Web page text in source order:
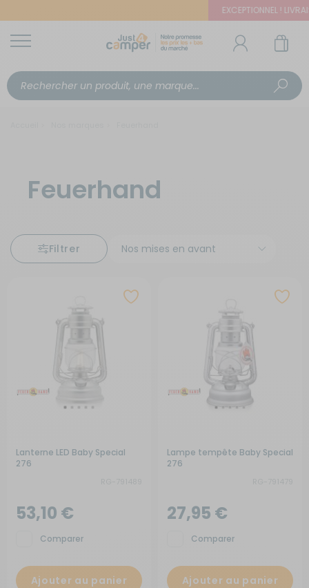
EXCEPTIONNEL !
Feuerhand
Filtrer
Lanterne LED Baby Special
276
53,10 €
Comparer
Ajouter au panier
Lampe tempête Baby Special
276
27,95 €
Comparer
Ajouter au panier